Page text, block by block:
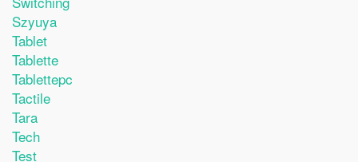
Szyuya
Tablet
Tablette
Tablettepc
Tactile
Tara
Tech
Test